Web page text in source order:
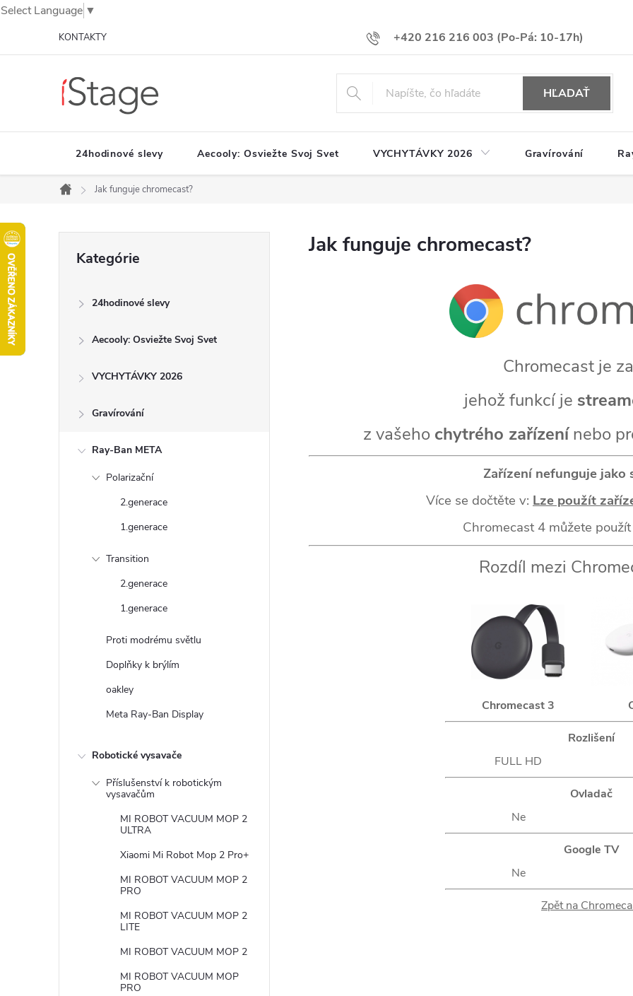
Select Language ▼
+420 216 216 003
KONTAKTY
HĽADAŤ
24hodinové slevy Aecooly: Osviežte Svoj Svet VYCHYTÁVKY 2026 Gravírování
Domov
Jak funguje chromecast?
kategórie
Kategórie
24hodinové slevy
Aecooly: Osviežte Svoj Svet
VYCHYTÁVKY 2026
Gravírování
Ray-Ban META
Polarizační
2.generace
1.generace
Transition
2.generace
1.generace
Proti modrému světlu
Doplňky k brýlím
oakley
Meta Ray-Ban Display
Robotické vysavače
Příslušenství k robotickým
vysavačům
MI ROBOT VACUUM MOP 2
ULTRA
Xiaomi Mi Robot Mop 2 Pro+
MI ROBOT VACUUM MOP 2
PRO
MI ROBOT VACUUM MOP 2
LITE
MI ROBOT VACUUM MOP 2
MI ROBOT VACUUM MOP
PRO
Jak funguje chromecast?
Chromecast je
jehož funkcí je
z vašeho chytrého zařízenínebo
Zařízení nefunguje jako
Více se dočtěte v: Lze použít
Chromecast 4 můžete
Rozdíl mezi
Chromecast 3
Rozlišení
FULL HD
Ovladač
Ne
Google TV
Ne
Zpět na